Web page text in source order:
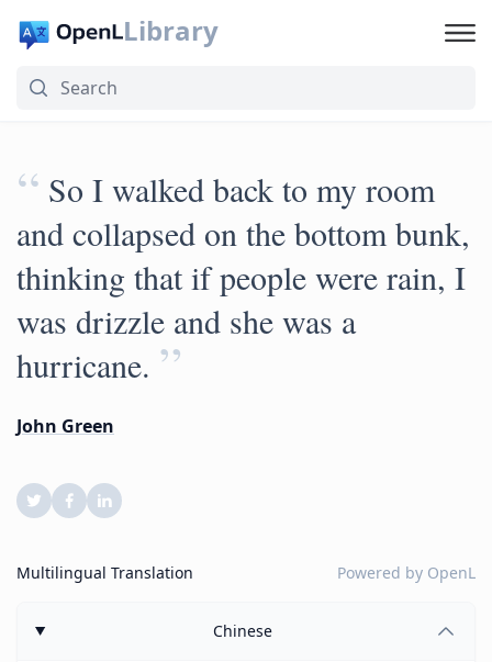
Library
“ So I walked back to my room
and collapsed on the bottom bunk,
thinking that if people were rain, I
was drizzle and she was a
hurricane. ”
John Green
Multilingual Translation Powered by OpenL
Chinese